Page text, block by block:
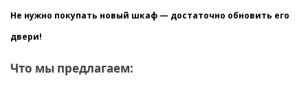
Не нужно покупать новый шкаф — достаточно обновить его
двери!
Что мы предлагаем: